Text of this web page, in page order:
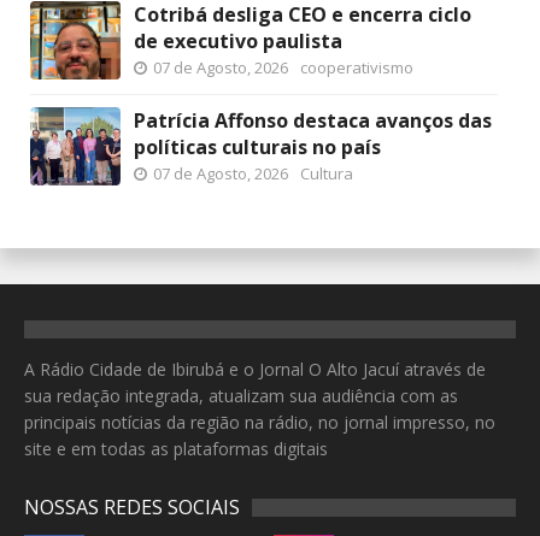
Cotribá desliga CEO e encerra ciclo
de executivo paulista
07 de Agosto, 2026 cooperativismo
Patrícia Affonso destaca avanços das
políticas culturais no país
07 de Agosto, 2026 Cultura
A Rádio Cidade de Ibirubá e o Jornal O Alto Jacuí através de
sua redação integrada, atualizam sua audiência com as
principais notícias da região na rádio, no jornal impresso, no
site e em todas as plataformas digitais
NOSSAS REDES SOCIAIS